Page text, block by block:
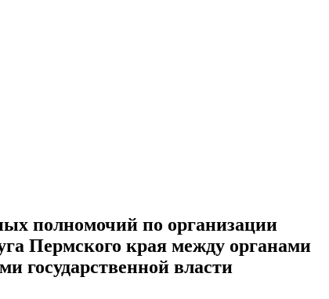
полномочий по организации
Пермского края между органами
государственной власти